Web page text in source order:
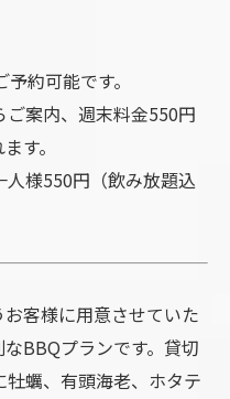
約可能です。
案内、週末料金550円
す。
様550円（飲み放題込
客様に用意させていた
BBQプランです。貸切
蠣、有頭海老、ホタテ